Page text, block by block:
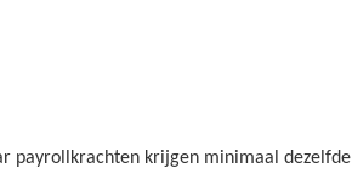
payrollkrachten krijgen minimaal dezelfde